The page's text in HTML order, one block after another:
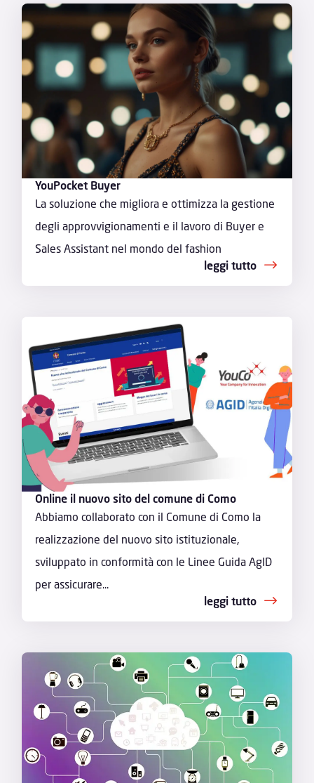
YouPocket Buyer
La soluzione che migliora e ottimizza la gestione
degli approvvigionamenti e il lavoro di Buyer e
Sales Assistant nel mondo del fashion
leggi tutto
Online il nuovo sito del comune di Como
Abbiamo collaborato con il Comune di Como la
realizzazione del nuovo sito istituzionale,
sviluppato in conformità con le Linee Guida AgID
per assicurare...
leggi tutto